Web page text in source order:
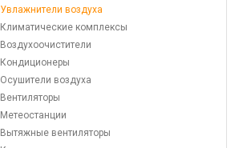
Увлажнители воздуха
Климатические комплексы
Воздухоочистители
Кондиционеры
Осушители воздуха
Вентиляторы
Метеостанции
Вытяжные вентиляторы